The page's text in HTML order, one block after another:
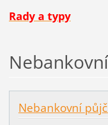
Rady a typy
Nebankovní